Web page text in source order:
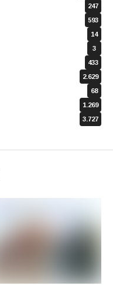
247
593
14
3
433
2.629
68
1.269
3.727